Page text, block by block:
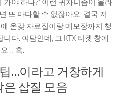
가야 하나?’ 이런 귀차니즘이 올라
또 마다할 수 없잖아요. 결국 저
온갖 자료집이랑 메모장까지 챙
다. 여담인데, 그 KTX 티켓 창에
… 흑.
…이라고 거창하게
은 삽질 모음